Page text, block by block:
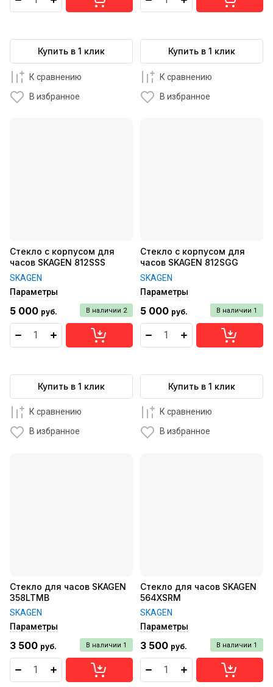
Купить в 1 клик
К сравнению
В избранное
Купить в 1 клик
К сравнению
В избранное
Стекло с корпусом для
часов SKAGEN 812SSS
SKAGEN
Параметры
В наличии 2
5 000 руб.
Купить в 1 клик
К сравнению
В избранное
Стекло с корпусом для
часов SKAGEN 812SGG
SKAGEN
Параметры
В наличии 1
5 000 руб.
Купить в 1 клик
К сравнению
В избранное
Стекло для часов SKAGEN
358LTMB
SKAGEN
Параметры
В наличии 1
3 500 руб.
Стекло для часов SKAGEN
564XSRM
SKAGEN
Параметры
В наличии 1
3 500 руб.